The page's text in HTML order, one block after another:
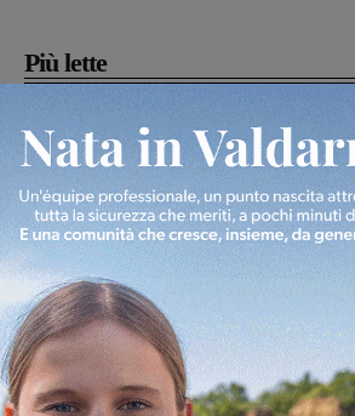
Più lette
Figline Incisa Valdarno 1 Agosto 2026
Piscina di Figline finanziata
Pnrr, il gruppo di Fratelli
ringraziamento al Governo”
Cronaca 3 Agosto 2026
Scomparso da una struttura di
Fiorentino l’uomo che aveva
Levane nel 2020
Cronaca 4 Agosto 2026